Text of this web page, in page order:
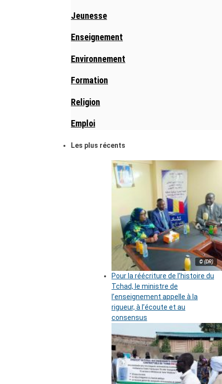
Jeunesse
Enseignement
Environnement
Formation
Religion
Emploi
Les plus récents
© (DR)
Pour la réécriture de l’histoire du
Tchad, le ministre de
l’enseignement appelle à la
rigueur, à l’écoute et au
consensus